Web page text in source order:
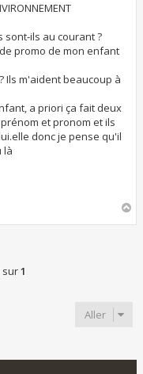
sont-ils au courant ?
promo de mon enfant
Ils m'aident beaucoup à
a priori ça fait deux
et pronom et ils
donc je pense qu'il
là
sur1
Aller